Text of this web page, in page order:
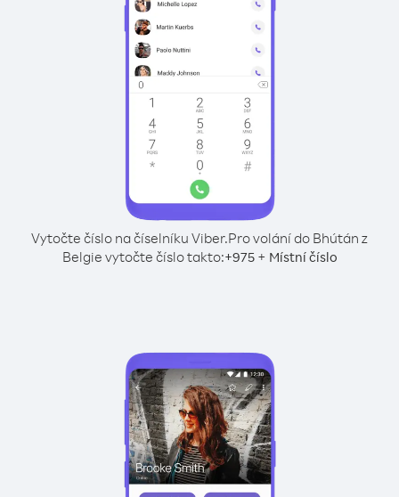
Vytočte číslo na číselníku Viber.Pro volání do Bhútán z
Belgie vytočte číslo takto:+975+ Místní číslo